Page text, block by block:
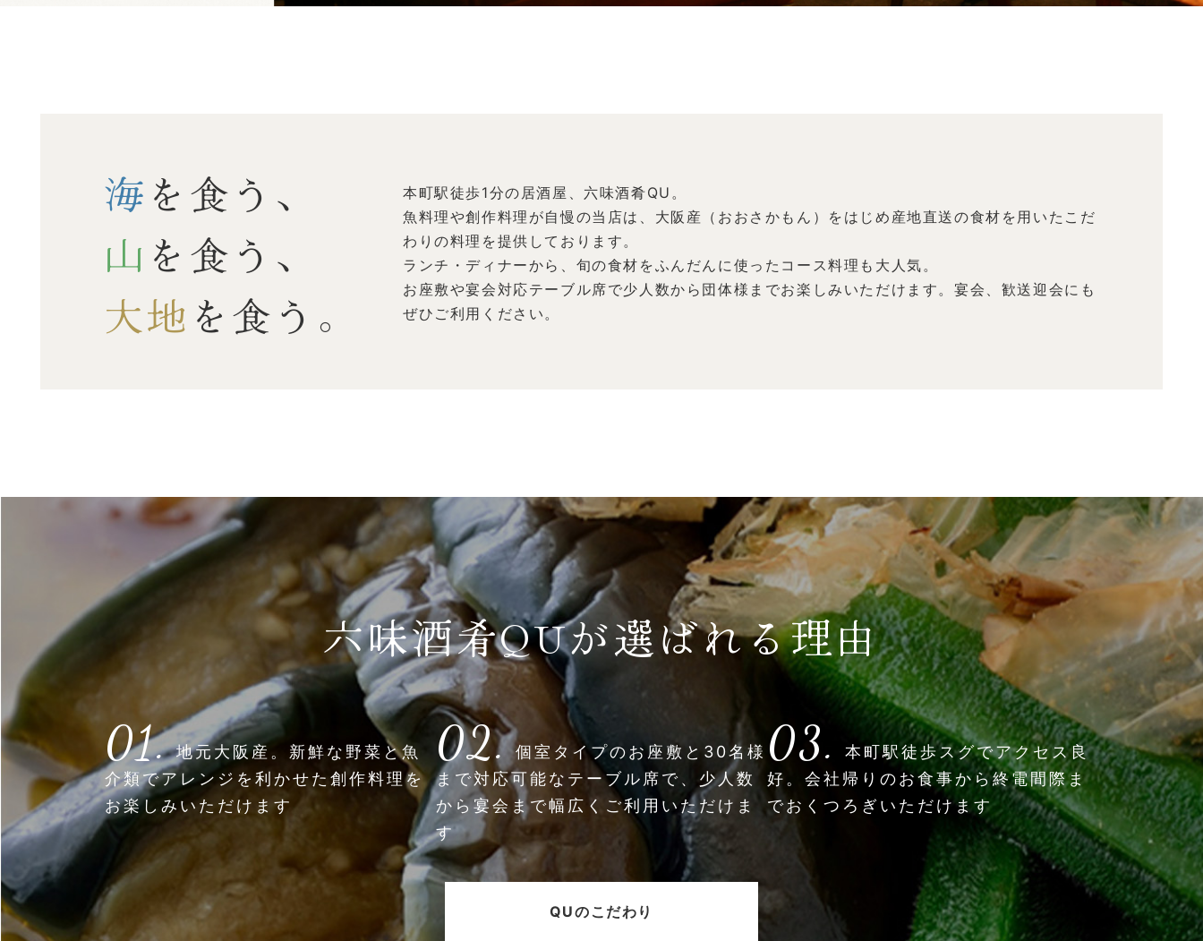
海を食う、
山 を食う、
大地 を食う。
本町駅徒歩1分の居酒屋、六味酒肴QU。
魚料理や創作料理が自慢の当店は、大阪産（おおさかもん）をはじめ産地直送の食材を用いたこだ
わりの料理を提供しております。
ランチ・ディナーから、旬の食材をふんだんに使ったコース料理も大人気。
お座敷や宴会対応テーブル席で少人数から団体様までお楽しみいただけます。宴会、歓送迎会にも
ぜひご利用ください。
六味酒肴QUが選ばれる理由
01.地元大阪産。新鮮な野菜と魚
介類でアレンジを利かせた創作料理を
お楽しみいただけます
02. 個室タイプのお座敷と30名様
まで対応可能なテーブル席で、少人数
から宴会まで幅広くご利用いただけま
す
03.
本町駅徒歩スグでアクセス良
好。会社帰りのお食事から終電間際ま
でおくつろぎいただけます
QUのこだわり